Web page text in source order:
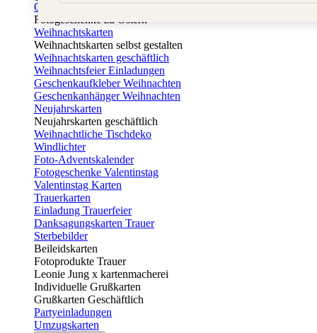
Osterkarten
Fotogeschenke zu Ostern
Weihnachtskarten
Weihnachtskarten selbst gestalten
Weihnachtskarten geschäftlich
Weihnachtsfeier Einladungen
Geschenkaufkleber Weihnachten
Geschenkanhänger Weihnachten
Neujahrskarten
Neujahrskarten geschäftlich
Weihnachtliche Tischdeko
Windlichter
Foto-Adventskalender
Fotogeschenke Valentinstag
Valentinstag Karten
Trauerkarten
Einladung Trauerfeier
Danksagungskarten Trauer
Sterbebilder
Beileidskarten
Fotoprodukte Trauer
Leonie Jung x kartenmacherei
Individuelle Grußkarten
Grußkarten Geschäftlich
Partyeinladungen
Umzugskarten